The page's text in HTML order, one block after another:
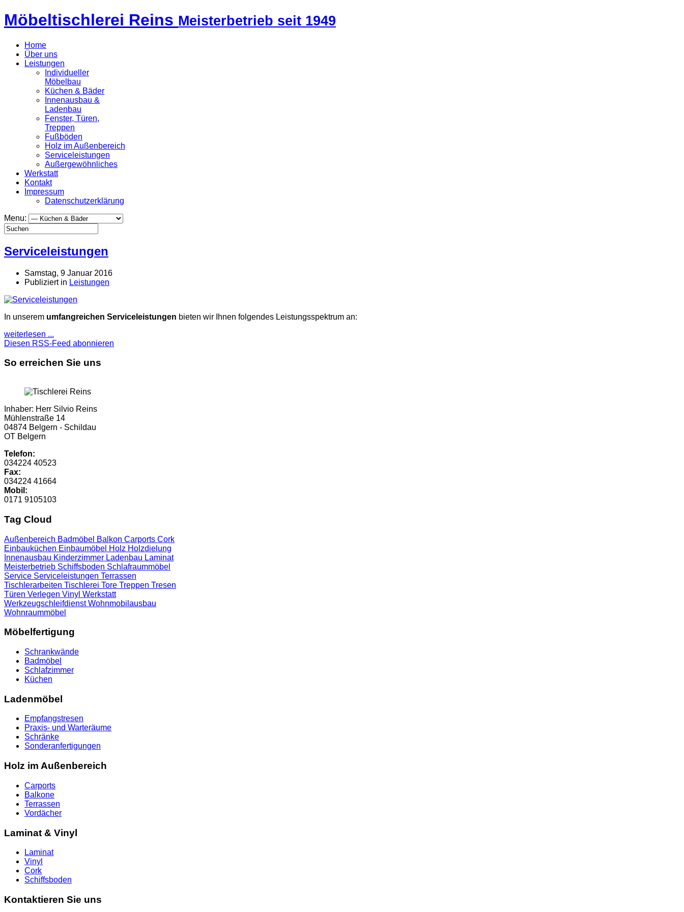
Möbeltischlerei Reins Meisterbetrieb seit 1949
Home
Über uns
Leistungen
Individueller
Möbelbau
Küchen & Bäder
Innenausbau &
Ladenbau
Fenster, Türen,
Treppen
Fußböden
Holz im Außenbereich
Serviceleistungen
Außergewöhnliches
Werkstatt
Kontakt
Impressum
Datenschutzerklärung
Menu:
Serviceleistungen
Samstag, 9 Januar 2016
Publiziert in Leistungen
In unserem umfangreichen Serviceleistungen bieten wir Ihnen folgendes Leistungsspektrum an:
weiterlesen ...
Diesen RSS-Feed abonnieren
So erreichen Sie uns
Inhaber: Herr Silvio Reins
Mühlenstraße 14
04874 Belgern - Schildau
OT Belgern
Telefon:
034224 40523
Fax:
034224 41664
Mobil:
0171 9105103
Tag Cloud
Außenbereich Badmöbel Balkon Carports Cork
Einbauküchen Einbaumöbel Holz Holzdielung
Innenausbau Kinderzimmer Ladenbau Laminat
Meisterbetrieb Schiffsboden Schlafraummöbel
Service Serviceleistungen Terrassen
Tischlerarbeiten Tischlerei Tore Treppen Tresen
Türen Verlegen Vinyl Werkstatt
WerkzeugschleifdienstWohnmobilausbau
Wohnraummöbel
Möbelfertigung
Schrankwände
Badmöbel
Schlafzimmer
Küchen
Ladenmöbel
Empfangstresen
Praxis- und Warteräume
Schränke
Sonderanfertigungen
Holz im Außenbereich
Carports
Balkone
Terrassen
Vordächer
Laminat & Vinyl
Laminat
Vinyl
Cork
Schiffsboden
Kontaktieren Sie uns